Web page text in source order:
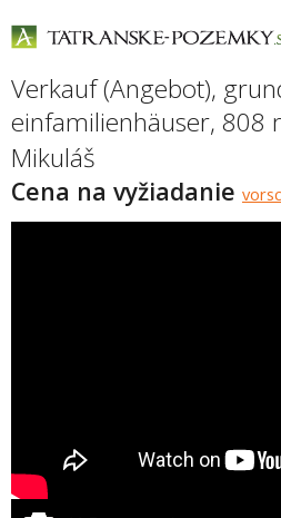
Verkauf (Angebot),
einfamilienhäuser, 808
Mikuláš
Cena na vyžiadanie